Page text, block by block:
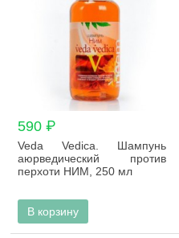
590 ₽
Veda Vedica. Шампунь
аюрведический против
перхоти НИМ, 250 мл
В корзину